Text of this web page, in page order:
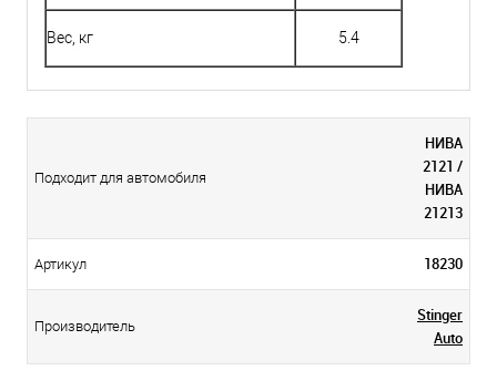
Вес, кг 5.4
Подходит для автомобиля
НИВА
2121 /
НИВА
21213
Артикул 18230
Производитель
Stinger
Auto